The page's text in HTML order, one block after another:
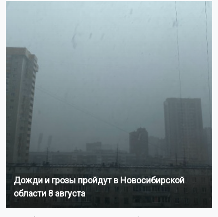
Дожди и грозы пройдут в Новосибирской
области 8 августа